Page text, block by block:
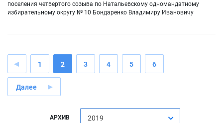
поселения четвертого созыва по Натальевскому одномандатному
избирательному округу № 10 Бондаренко Владимиру Ивановичу
1 2 3 4 5 6
Далее
АРХИВ 2019